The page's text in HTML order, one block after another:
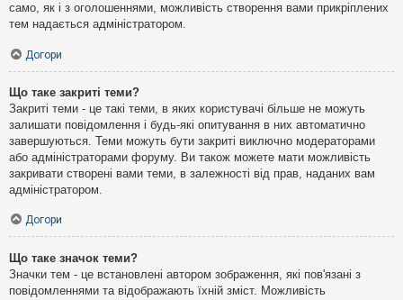
само, як і з оголошеннями, можливість створення вами прикріплених
тем надається адміністратором.
Догори
Що таке закриті теми?
Закриті теми - це такі теми, в яких користувачі більше не можуть
залишати повідомлення і будь-які опитування в них автоматично
завершуються. Теми можуть бути закриті виключно модераторами
або адміністраторами форуму. Ви також можете мати можливість
закривати створені вами теми, в залежності від прав, наданих вам
адміністратором.
Догори
Що таке значок теми?
Значки тем - це встановлені автором зображення, які пов'язані з
повідомленнями та відображають їхній зміст. Можливість